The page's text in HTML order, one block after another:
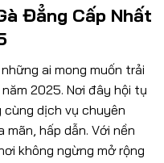
Đẳng Cấp Nhất
ai mong muốn trải
2025. Nơi đây hội tụ
cùng dịch vụ chuyên
hấp dẫn. Với nền
không ngừng mở rộng